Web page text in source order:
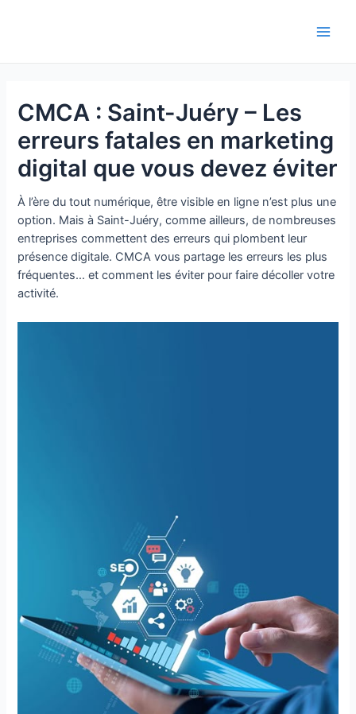
CMCA : Saint-Juéry – Les
erreurs fatales en marketing
digital que vous devez éviter
À l’ère du tout numérique, être visible en ligne n’est plus une
option. Mais à Saint-Juéry, comme ailleurs, de nombreuses
entreprises commettent des erreurs qui plombent leur
présence digitale. CMCA vous partage les erreurs les plus
fréquentes… et comment les éviter pour faire décoller votre
activité.